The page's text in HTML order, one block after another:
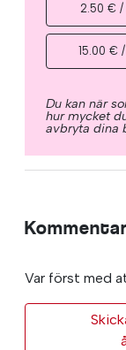
2.50 € /
15.00 €
Du kan när
hur mycket
avbryta dina
Var först med